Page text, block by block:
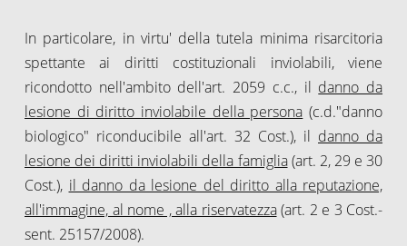
In particolare, in virtu' della tutela minima risarcitoria
spettante ai diritti costituzionali inviolabili, viene
ricondotto nell'ambito dell'art. 2059 c.c., il danno da
lesione di diritto inviolabile della persona (c.d."danno
biologico" riconducibile all'art. 32 Cost.), il danno da
lesione dei diritti inviolabili della famiglia(art. 2, 29 e 30
Cost.), il danno da lesione del diritto alla reputazione,
all'immagine, al nome , alla riservatezza(art. 2 e 3 Cost.-
sent. 25157/2008).